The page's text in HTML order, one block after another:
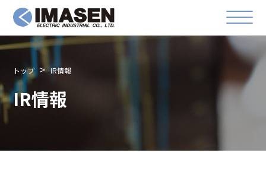
トップ IR情報
IR情報